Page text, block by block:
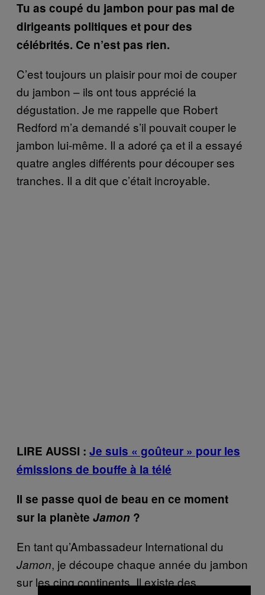
Tu as coupé du jambon pour pas mal de
dirigeants politiques et pour des
célébrités. Ce n’est pas rien.
C’est toujours un plaisir pour moi de couper
du jambon – ils ont tous apprécié la
dégustation. Je me rappelle que Robert
Redford m’a demandé s’il pouvait couper le
jambon lui-même. Il a adoré ça et il a essayé
quatre angles différents pour découper ses
tranches. Il a dit que c’était incroyable.
LIRE AUSSI : Je suis « goûteur » pour les
émissions de bouffe à la télé
Il se passe quoi de beau en ce moment
sur la planète Jamon ?
En tant qu’Ambassadeur International du
Jamon, je découpe chaque année du jambon
sur les cinq continents. Il existe des